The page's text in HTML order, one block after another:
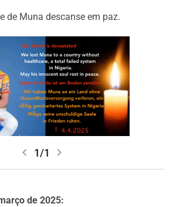
de Muna descanse em paz.
chevron_left 1/1 chevron_right
de 2025: